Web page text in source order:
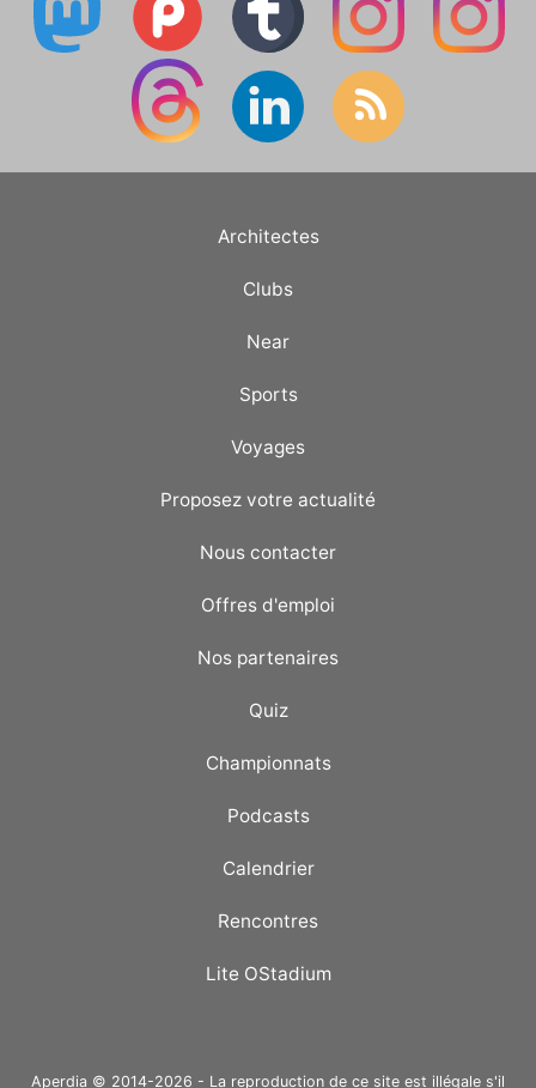
Architectes
Clubs
Near
Sports
Voyages
Proposez votre actualité
Nous contacter
Offres d'emploi
Nos partenaires
Quiz
Championnats
Podcasts
Calendrier
Rencontres
Lite OStadium
Aperdia © 2014-2026 - La reproduction de ce site est illégale s'il